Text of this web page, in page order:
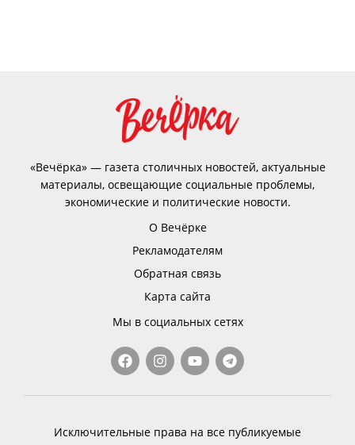
«Вечёрка» — газета столичных новостей, актуальные
материалы, освещающие социальные проблемы,
экономические и политические новости.
О Вечёрке
Рекламодателям
Обратная связь
Карта сайта
Мы в социальных сетях
Исключительные права на все публикуемые